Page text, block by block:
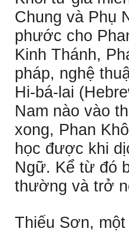
Chung và Phụ
phước cho
Kinh Thánh,
pháp, nghệ
Hi-bá-lai
Nam nào vào
xong, Phan
học được khi
Ngữ. Kể từ đó
thường và trở
Thiếu Sơn,